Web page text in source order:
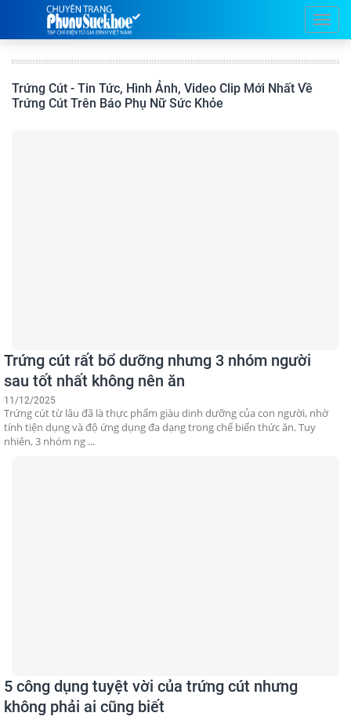
Trứng Cút - Tin Tức, Hình Ảnh, Video Clip Mới Nhất Về
Trứng Cút Trên Báo Phụ Nữ Sức Khỏe
Trứng cút rất bổ dưỡng nhưng 3 nhóm người
sau tốt nhất không nên ăn
11/12/2025
Trứng cút từ lâu đã là thực phẩm giàu dinh dưỡng của con người, nhờ
tính tiện dụng và độ ứng dụng đa dạng trong chế biến thức ăn. Tuy
nhiên, 3 nhóm ng ...
5 công dụng tuyệt vời của trứng cút nhưng
không phải ai cũng biết